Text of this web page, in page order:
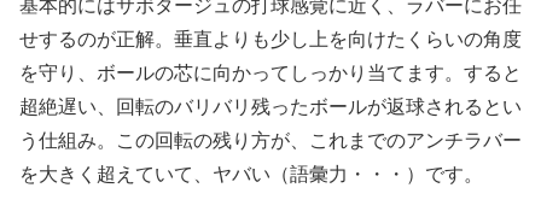
基本的にはサボタージュの打球感覚に近く、ラバーにお任
せするのが正解。垂直よりも少し上を向けたくらいの角度
を守り、ボールの芯に向かってしっかり当てます。すると
超絶遅い、回転のバリバリ残ったボールが返球されるとい
う仕組み。この回転の残り方が、これまでのアンチラバー
を大きく超えていて、ヤバい（語彙力・・・）です。